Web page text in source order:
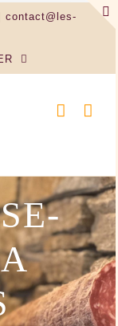
contact@les-